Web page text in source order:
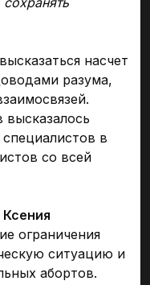
насчет
разума,
высказалось
в
со всей
Ксения
ограничения
ситуацию и
абортов.